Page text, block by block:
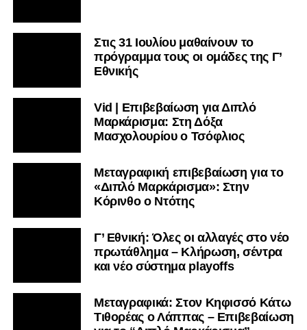
Στις 31 Ιουλίου μαθαίνουν το
πρόγραμμα τους οι ομάδες της Γ’
Εθνικής
Vid | Επιβεβαίωση για Διπλό
Μαρκάρισμα: Στη Δόξα
Μασχολουρίου ο Τσόφλιος
Μεταγραφική επιβεβαίωση για το
«Διπλό Μαρκάρισμα»: Στην
Κόρινθο ο Ντότης
Γ’ Εθνική: Όλες οι αλλαγές στο νέο
πρωτάθλημα – Κλήρωση, σέντρα
και νέο σύστημα playoffs
Μεταγραφικά: Στον Κηφισσό Κάτω
Τιθορέας ο Λάππας – Επιβεβαίωση